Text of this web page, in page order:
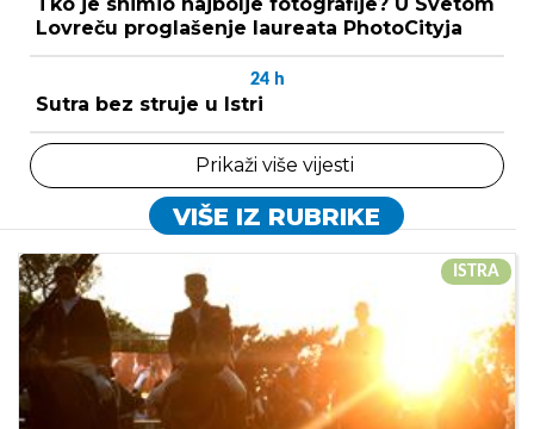
Lovreču proglašenje laureata PhotoCityja
24 h
Sutra bez struje u Istri
Prikaži više vijesti
VIŠE IZ RUBRIKE
ISTRA